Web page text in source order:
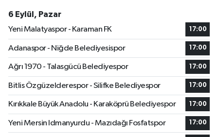
6 Eylül, Pazar
Yeni Malatyaspor - Karaman FK
17:00
Adanaspor - Niğde Belediyesispor 17:00
Ağrı 1970 - Talasgücü Belediyespor 17:00
Bitlis Özgüzelderespor - Silifke Belediyespor 17:00
Kırıkkale Büyük Anadolu - Karaköprü Belediyespor 17:00
Yeni Mersin Idmanyurdu - Mazıdağı Fosfatspor 17:00